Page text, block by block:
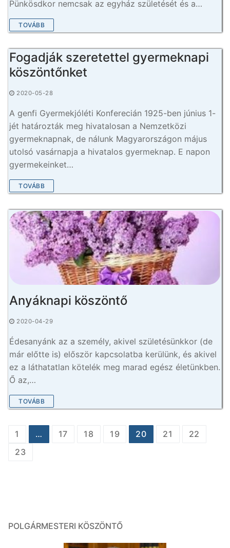
Pünkösdkor nemcsak az egyház születését és a…
TOVÁBB
Fogadják szeretettel gyermeknapi
köszöntőnket
2020-05-28
A genfi Gyermekjóléti Konferecián 1925-ben június 1-
jét határozták meg hivatalosan a Nemzetközi
gyermeknapnak, de nálunk Magyarországon május
utolsó vasárnapja a hivatalos gyermeknap. E napon
gyermekeinket…
TOVÁBB
Anyáknapi köszöntő
2020-04-29
Édesanyánk az a személy, akivel születésünkkor (de
már előtte is) először kapcsolatba kerülünk, és akivel
ez a láthatatlan kötelék meg marad egész életünkben.
Ő az,…
TOVÁBB
Bejegyzés
navigáció
1 … 17 18 19 20 21
22
23
POLGÁRMESTERI KÖSZÖNTŐ